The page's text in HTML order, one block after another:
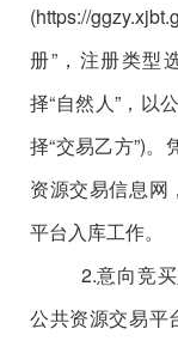
(https://
册”，注册类型
择“自然人”，以
择“交易乙方”)
资源交易信息网
平台入库工作。
2.意向竞
公共资源交易平